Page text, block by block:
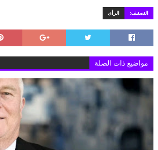
التصنيف: الرأى
مواضيع ذات الصلة